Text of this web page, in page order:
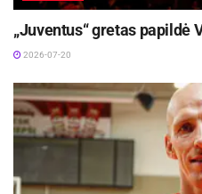
„Juventus“ gretas papildė
2026-07-20